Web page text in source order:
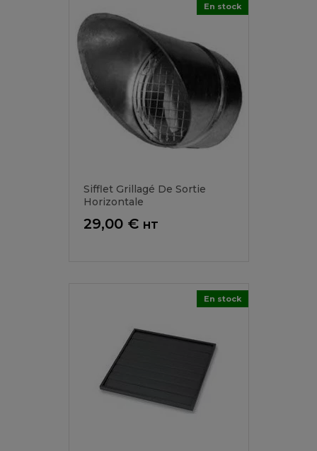
Sifflet Grillagé De Sortie
Horizontale
Prix
29,00 € HT
En stock
En stock